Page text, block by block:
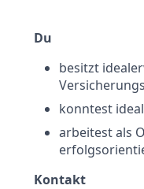
Du
besitzt
konntest
arbeitest als
Kontakt